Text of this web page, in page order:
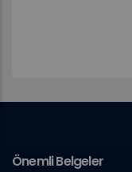
Önemli Belgeler